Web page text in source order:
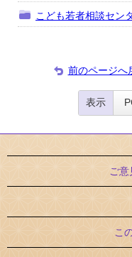
こども若者相談セン
前のページへ
表示
ご意
こ